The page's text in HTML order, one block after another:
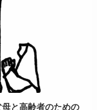
と高齢者のための